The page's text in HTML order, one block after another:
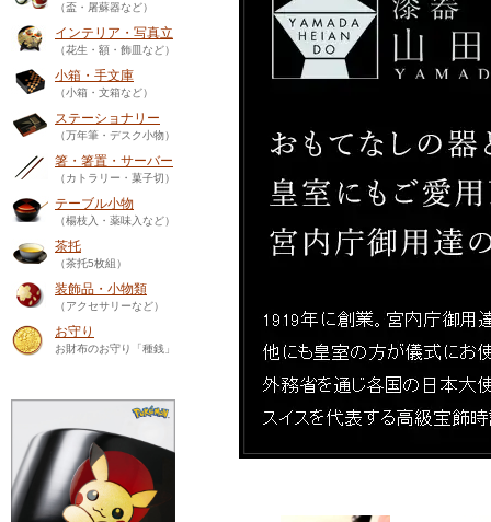
（盃・屠蘇器など）
インテリア・写真立
（花生・額・飾皿など）
小箱・手文庫
（小箱・文箱など）
ステーショナリー
（万年筆・デスク小物）
箸・箸置・サーバー
（カトラリー・菓子切）
テーブル小物
（楊枝入・薬味入など）
茶托
（茶托5枚組）
装飾品・小物類
（アクセサリーなど）
お守り
お財布のお守り「種銭」